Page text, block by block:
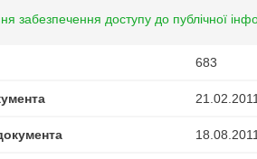
забезпечення доступу до публічної
683